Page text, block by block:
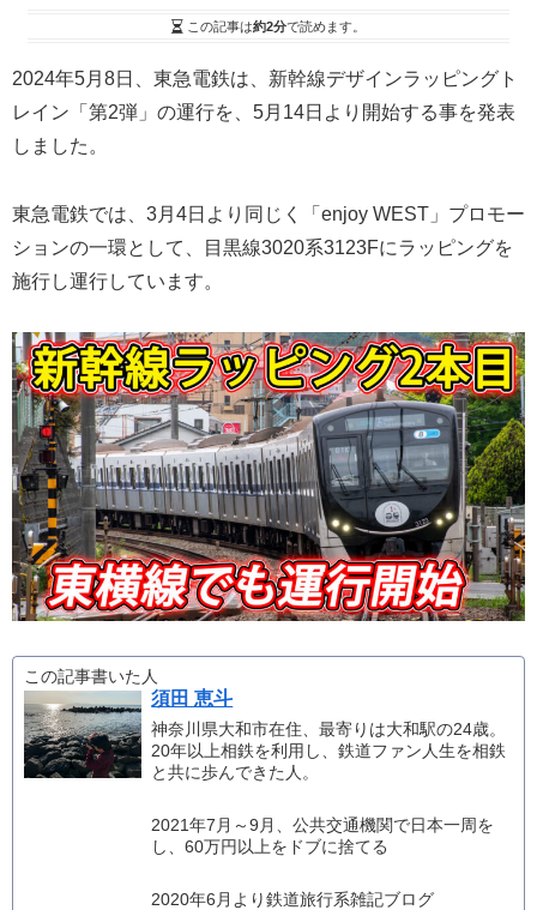
この記事は約2分で読めます。
2024年5月8日、東急電鉄は、新幹線デザインラッピングト
レイン「第2弾」の運行を、5月14日より開始する事を発表
しました。
東急電鉄では、3月4日より同じく「enjoy WEST」プロモー
ションの一環として、目黒線3020系3123Fにラッピングを
施行し運行しています。
この記事書いた人
須田 恵斗
神奈川県大和市在住、最寄りは大和駅の24歳。
20年以上相鉄を利用し、鉄道ファン人生を相鉄
と共に歩んできた人。
2021年7月～9月、公共交通機関で日本一周を
し、60万円以上をドブに捨てる
2020年6月より鉄道旅行系雑記ブログ